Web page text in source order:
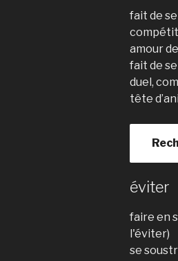
fait de
amour
fait de
duel,
tête
éviter
faire en
l'éviter)
se